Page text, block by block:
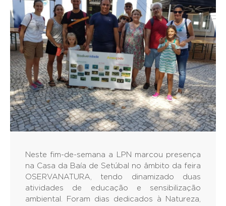
Neste fim-de-semana a LPN marcou presença
na Casa da Baía de Setúbal no âmbito da feira
OSERVANATURA, tendo dinamizado duas
atividades de educação e sensibilização
ambiental. Foram dias dedicados à Natureza,